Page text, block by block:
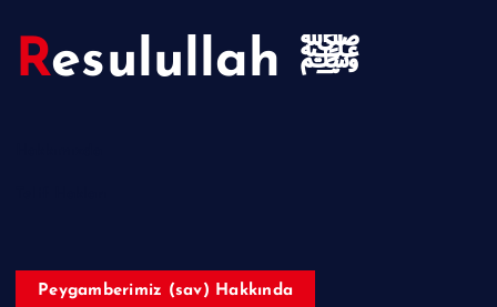
Resulullah ﷺ
Peygamberimiz (sav) Hakkında